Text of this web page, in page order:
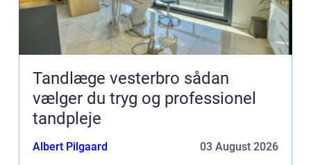
Tandlæge vesterbro sådan
vælger du tryg og professionel
tandpleje
Albert Pilgaard 03 August 2026